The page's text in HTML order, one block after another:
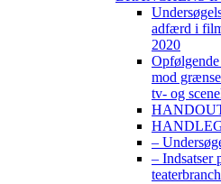
adfærd i
2020
mod
tv- og
–
– Indsatser